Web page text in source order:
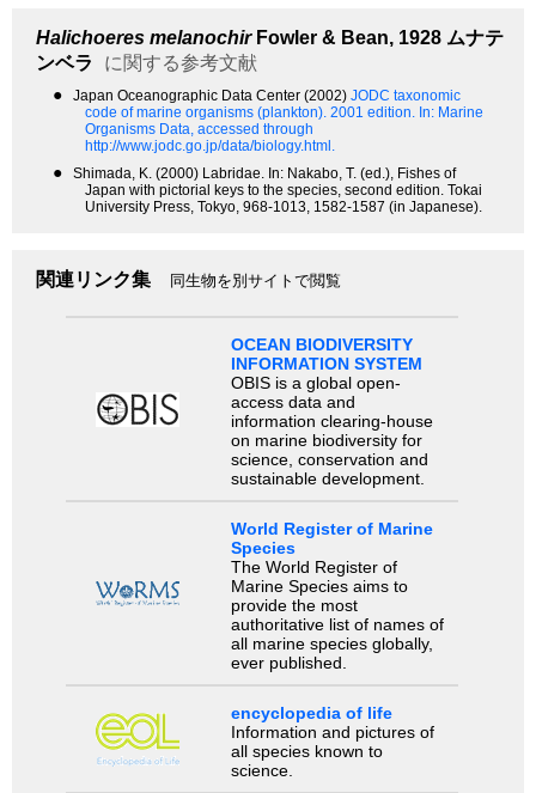
Halichoeres melanochirFowler & Bean, 1928 ムナテ
ンベラ
に関する参考文献
● Japan Oceanographic Data Center (2002) JODC taxonomic
code of marine organisms (plankton). 2001 edition. In: Marine
Organisms Data, accessed through
http://www.jodc.go.jp/data/biology.html.
●
Shimada, K. (2000) Labridae. In: Nakabo, T. (ed.), Fishes of
Japan with pictorial keys to the species, second edition. Tokai
University Press, Tokyo, 968-1013, 1582-1587 (in Japanese).
関連リンク集 同生物を別サイトで閲覧
OCEAN BIODIVERSITY
INFORMATION SYSTEM
OBIS is a global open-
access data and
information clearing-house
on marine biodiversity for
science, conservation and
sustainable development.
World Register of Marine
Species
The World Register of
Marine Species aims to
provide the most
authoritative list of names of
all marine species globally,
ever published.
encyclopedia of life
Information and pictures of
all species known to
science.